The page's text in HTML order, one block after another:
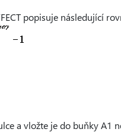
popisuje následující
a vložte je do buňky A1